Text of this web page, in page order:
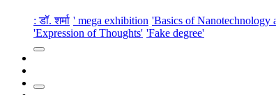
: डॉ. शर्मा ' mega exhibition 'Basics of Nanotechnology
'Expression of Thoughts' 'Fake degree'